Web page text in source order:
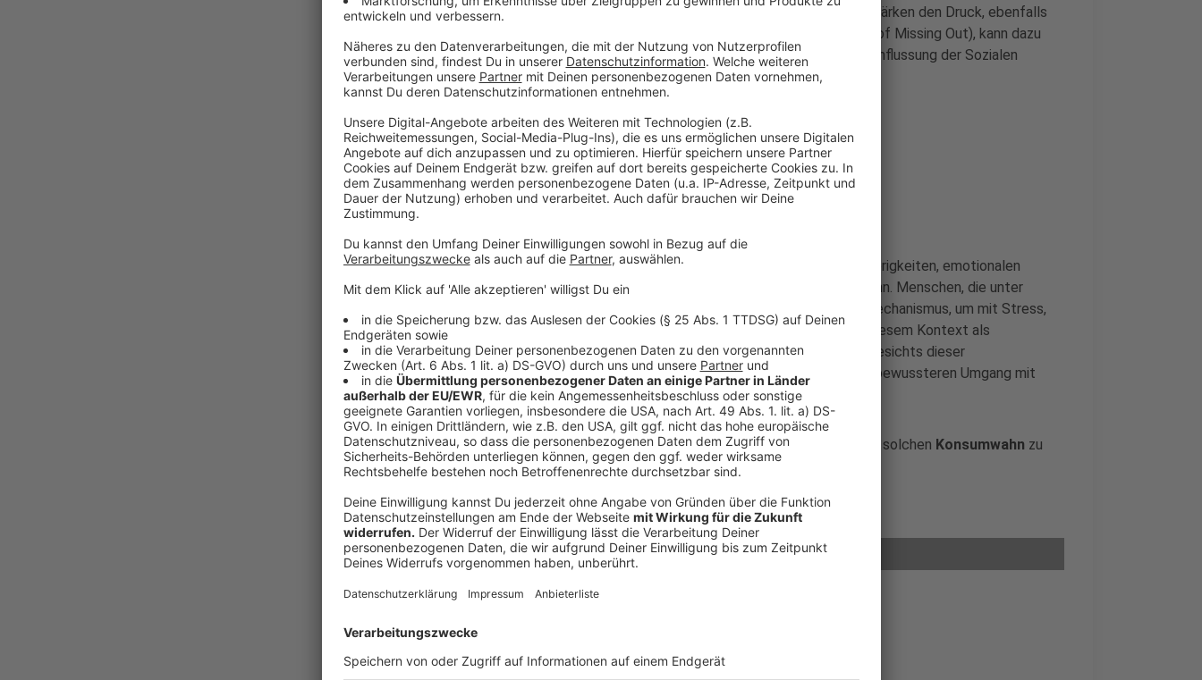
Dringlichkeit erzeugen. Solche Botschaften sind überall und verstärken den Druck, ebenfalls
etwas zu kaufen. Das Gefühl, etwas zu verpassen (FOMO – Fear of Missing Out), kann dazu
führen, dass Menschen Dinge kaufen, die sie selber ohne die Beeinflussung der Sozialen
Medien nie vermisst hätten.
Die Folgen von Konsumsucht
Anzeige
Konsumsucht ist ein ernstes Problem, das mit finanziellen Schwierigkeiten, emotionalen
Problemen und einem Gefühl der Unzufriedenheit einhergehen kann. Menschen, die unter
Konsumsucht leiden, verwenden Einkäufe oft als Bewältigungsmechanismus, um mit Stress,
Angst oder Depressionen umzugehen. Der Black Fridaykann in diesem Kontext als
katalytischer Moment wirken, der diesen Kreislauf verstärkt. Angesichts dieser
Herausforderungen ist es entscheidend, dass Verbraucher einen bewussteren Umgang mit
ihrem Konsum entwickeln.
Weiter unten findet ihr 7 detaillierte Tipps, um euch vor einem solchen Konsumwahn zu
schützen.
Anzeige
©Andrey Popov | AdobeStock_151308189
Anzeige